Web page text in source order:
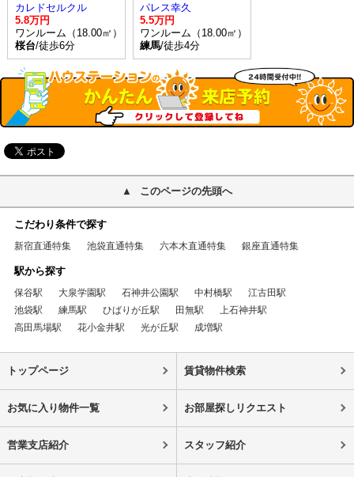
カレドセルクル
5.8万円
ワンルーム（18.00㎡）
桜台/徒歩6分
パレス幸久
5.5万円
ワンルーム（18.00㎡）
練馬/徒歩4分
このページの先頭へ
こだわり条件で探す
新宿直通特集 池袋直通特集 六本木直通特集 銀座直通特集
駅から探す
保谷駅 大泉学園駅 石神井公園駅 中村橋駅
江古田駅
池袋駅
練馬駅 ひばりが丘駅 田無駅
上石神井駅
高田馬場駅
花小金井駅 光が丘駅 成増駅
トップページ 賃貸物件検索
お気に入り物件一覧 お部屋探しリクエスト
営業支店紹介 スタッフ紹介